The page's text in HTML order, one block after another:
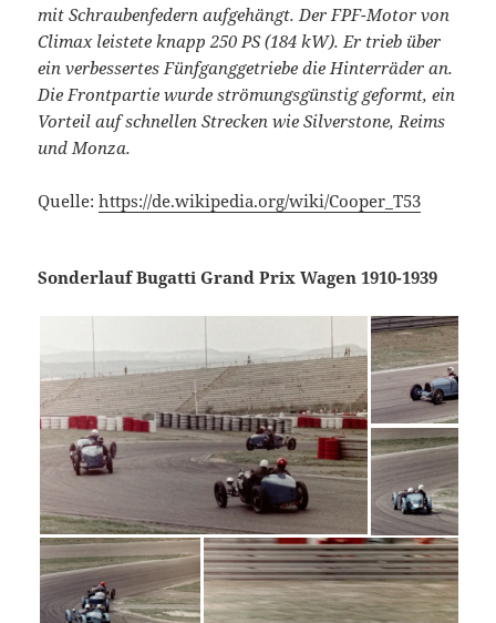
mit Schraubenfedern aufgehängt. Der FPF-Motor von
Climax leistete knapp 250 PS (184 kW). Er trieb über
ein verbessertes Fünfganggetriebe die Hinterräder an.
Die Frontpartie wurde strömungsgünstig geformt, ein
Vorteil auf schnellen Strecken wie Silverstone, Reims
und Monza.
Quelle:https://de.wikipedia.org/wiki/Cooper_T53
Sonderlauf Bugatti Grand Prix Wagen 1910-1939